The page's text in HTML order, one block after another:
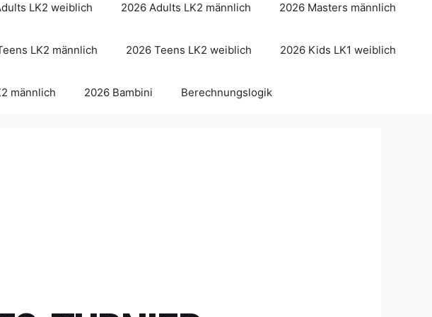
LK2 weiblich 2026 Adults LK2 männlich 2026 Masters männlich
LK2 männlich 2026 Teens LK2 weiblich 2026 Kids LK1 weiblich
männlich 2026 Bambini Berechnungslogik